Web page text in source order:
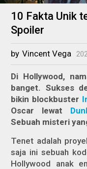
10 Fakta Unik
Spoiler
by Vincent Vega
Di Hollywood,
banget. Sukses
bikin blockbuster
Oscar lewat
Sebuah misteri
Tenet adalah
saja ini sebuah
Hollywood anak